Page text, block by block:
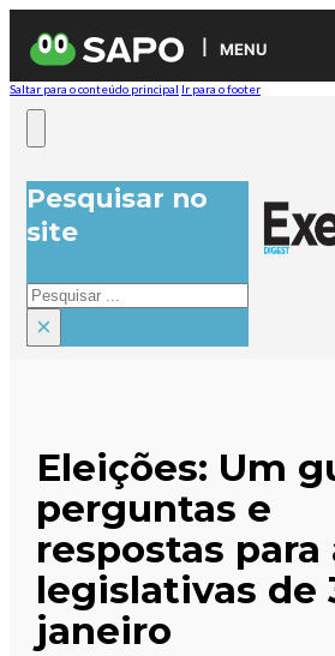
MENU
Saltar para o conteúdo principal Ir para o footer
Pesquisar no
site
Pesquisar
×
Eleições: Um
perguntas e
respostas para
legislativas de
janeiro